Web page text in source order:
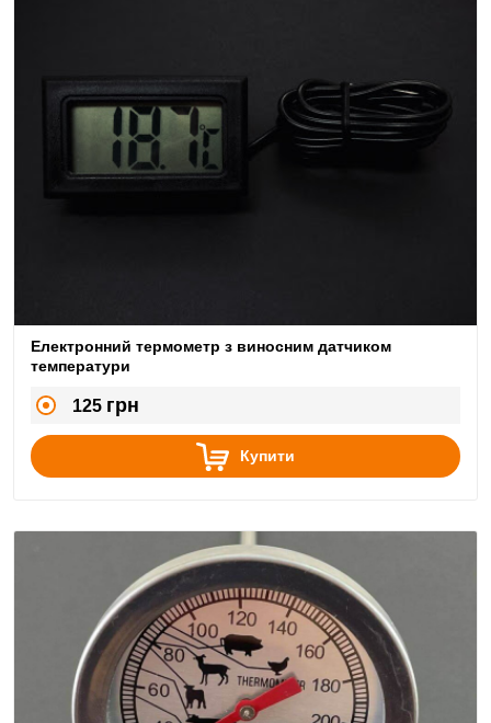
Електронний термометр з виносним датчиком
температури
125 грн
Купити